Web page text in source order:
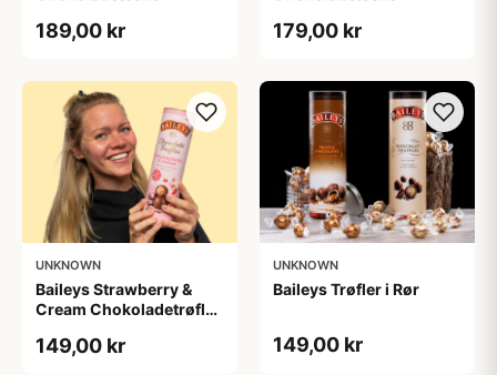
189,00 kr 179,00 kr
UNKNOWN
Baileys Strawberry &
Cream Chokoladetrøfler
149,00 kr
UNKNOWN
Baileys Trøfler i Rør
149,00 kr